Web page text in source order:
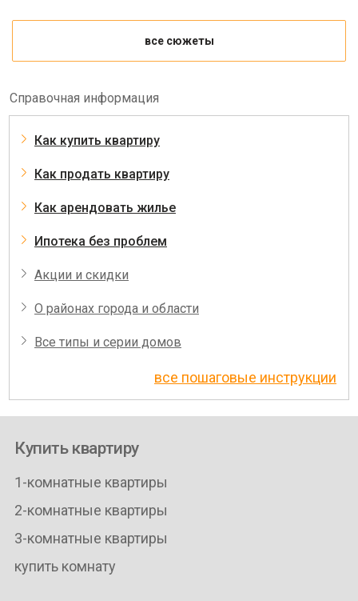
все сюжеты
Справочная информация
Как купить квартиру
Как продать квартиру
Как арендовать жилье
Ипотека без проблем
Акции и скидки
О районах города и области
Все типы и серии домов
все пошаговые инструкции
Купить квартиру
1-комнатные квартиры
2-комнатные квартиры
3-комнатные квартиры
купить комнату